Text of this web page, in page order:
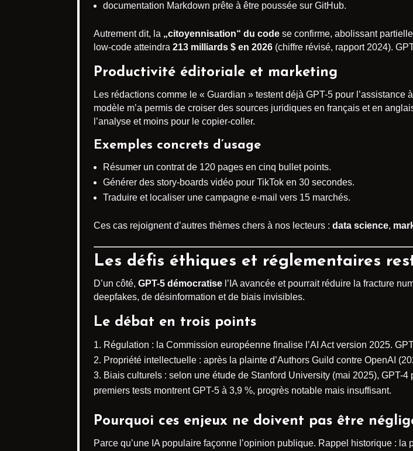
documentation Markdown prête à être poussée sur GitHub.
Autrement dit, la „citoyennisation“ du code se confirme, abolissant
low-code atteindra 213 milliards $ en 2026 (chiffre révisé, rapport 2024).
Productivité éditoriale et marketing
Les rédactions comme le « Guardian » testent déjà GPT-5 pour
modèle m’a permis de croiser des sources juridiques en français et en
l’analyse et moins pour le copier-coller.
Exemples concrets d’usage
Résumer un contrat de 120 pages en cinq bullet points.
Générer des story-boards vidéo pour TikTok en 30 secondes.
Traduire et localiser une campagne e-mail vers 15 marchés.
Ces cas rejoignent d’autres thèmes chers à nos lecteurs : data science,
Les défis éthiques et réglementaires
D’un côté, GPT-5 démocratise l’IA avancée et pourrait réduire la fracture
deepfakes, de désinformation et de biais invisibles.
Le débat en trois points
Régulation : la Commission européenne finalise l’AI Act version 2025.
Propriété intellectuelle : après la plainte d’Authors Guild contre OpenAI
Biais culturels : selon une étude de Stanford University (mai 2025), GPT-
premiers tests montrent GPT-5 à 3,9 %, progrès notable mais insuffisant.
Pourquoi ces enjeux ne doivent pas être
Parce qu’une IA populaire façonne l’opinion publique. Rappel historique :